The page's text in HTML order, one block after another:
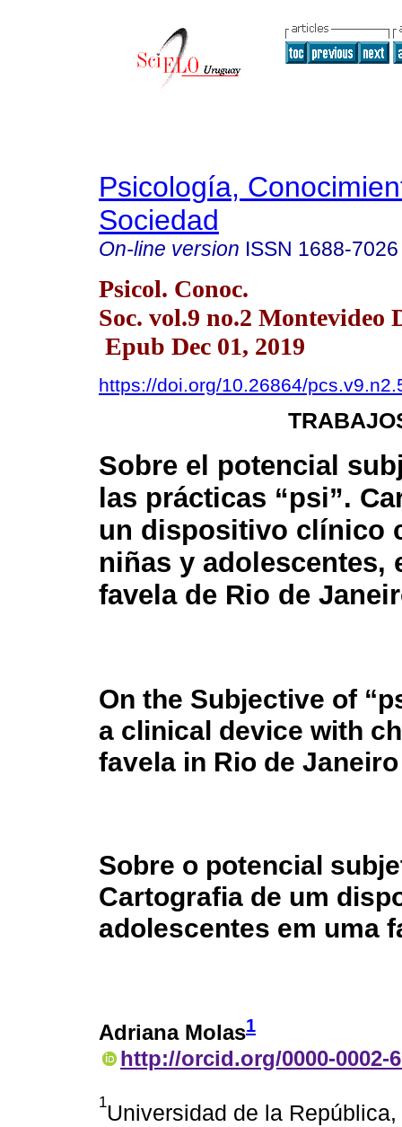
Psicología,
Sociedad
On-line version ISSN 1688-7026
Psicol. Conoc.
Soc. vol.9 no.2 Montevideo
Epub Dec 01, 2019
https://doi.org/10.26864/
Sobre el potencial
las prácticas “psi”.
un dispositivo clínico
niñas y adolescentes,
favela de Rio de
On the Subjective of
a clinical device with
favela in Rio de Janeiro
Sobre o potencial
Cartografia de um
adolescentes em uma
Adriana Molas1
http://orcid.org/0000-0002-
1Universidad de la